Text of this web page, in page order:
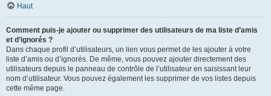
Haut
Comment puis-je ajouter ou supprimer des utilisateurs de ma liste d’amis
et d’ignorés ?
Dans chaque profil d’utilisateurs, un lien vous permet de les ajouter à votre
liste d’amis ou d’ignorés. De même, vous pouvez ajouter directement des
utilisateurs depuis le panneau de contrôle de l’utilisateur en saisissant leur
nom d’utilisateur. Vous pouvez également les supprimer de vos listes depuis
cette même page.